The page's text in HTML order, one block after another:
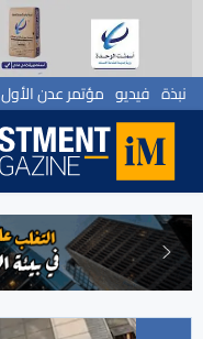
نبذة فيديو مؤتمر عدن الأول